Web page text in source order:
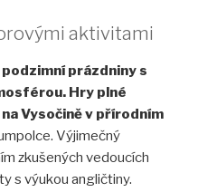
aktivitami
prázdniny s
Hry plné
Vysočině v přírodním
Výjimečný
zkušených vedoucích
s výukou angličtiny.